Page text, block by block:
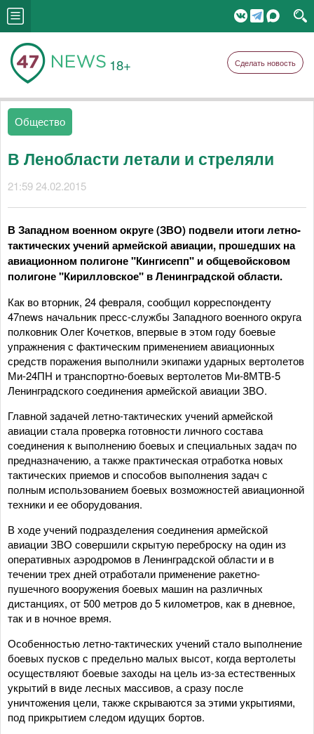
18+ Сделать новость
Общество
В Ленобласти летали и стреляли
21:59 24.02.2015
В Западном военном округе (ЗВО) подвели итоги летно-
тактических учений армейской авиации, прошедших на
авиационном полигоне "Кингисепп" и общевойсковом
полигоне "Кирилловское" в Ленинградской области.
Как во вторник, 24 февраля, сообщил корреспонденту
47news начальник пресс-службы Западного военного округа
полковник Олег Кочетков, впервые в этом году боевые
упражнения с фактическим применением авиационных
средств поражения выполнили экипажи ударных вертолетов
Ми-24ПН и транспортно-боевых вертолетов Ми-8МТВ-5
Ленинградского соединения армейской авиации ЗВО.
Главной задачей летно-тактических учений армейской
авиации стала проверка готовности личного состава
соединения к выполнению боевых и специальных задач по
предназначению, а также практическая отработка новых
тактических приемов и способов выполнения задач с
полным использованием боевых возможностей авиационной
техники и ее оборудования.
В ходе учений подразделения соединения армейской
авиации ЗВО совершили скрытую переброску на один из
оперативных аэродромов в Ленинградской области и в
течении трех дней отработали применение ракетно-
пушечного вооружения боевых машин на различных
дистанциях, от 500 метров до 5 километров, как в дневное,
так и в ночное время.
Особенностью летно-тактических учений стало выполнение
боевых пусков с предельно малых высот, когда вертолеты
осуществляют боевые заходы на цель из-за естественных
укрытий в виде лесных массивов, а сразу после
уничтожения цели, также скрываются за этими укрытиями,
под прикрытием следом идущих бортов.